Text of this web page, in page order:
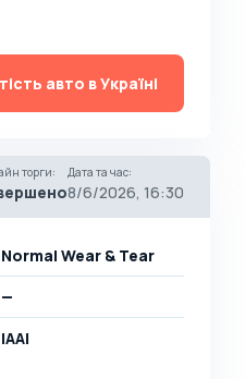
авто в Україні
торги: Дата та час:
8/6/2026, 16:30
Normal Wear & Tear
—
IAAI